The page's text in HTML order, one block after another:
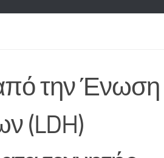
από την Ένωση
(LDH)